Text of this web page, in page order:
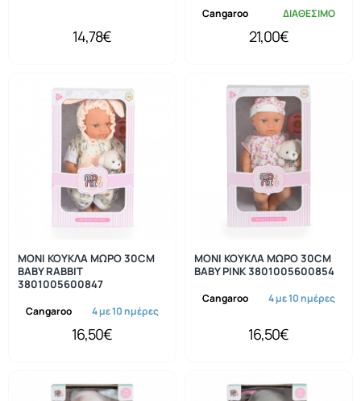
14,78€
Cangaroo ΔΙΑΘΕΣΙΜΟ
21,00€
Cangaroo 4 με 10 ημέρες
MONI ΚΟΥΚΛΑ ΜΩΡΟ 30CM
BABY RABBIT
3801005600847
16,50€
Cangaroo 4 με 10 ημέρες
MONI ΚΟΥΚΛΑ ΜΩΡΟ 30CM
BABY PINK 3801005600854
16,50€